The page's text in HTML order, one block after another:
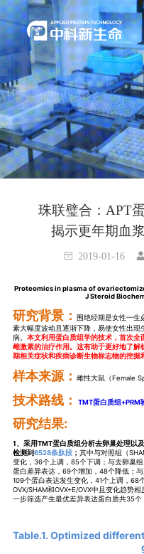
珠联璧合：APT
揭示更年期血
2019-01-16
Proteomics in plasma of
J Steroid
研究背景：
围绝经期是女性一生
素大幅度波动且逐渐下降，易使女性出
病。 本文利用蛋白质组学的技术，首次全
雌激素的治疗作用。这有助于更好地了
期相关症状和疾病诊断生物标志物的挖掘
样本来源： 雌性大鼠（Female
技术路线： TMT蛋白质组+PRM
研究结果:
1、采用TMT蛋白质组分析去卵巢处理以
检测到6528条肽段； 其中与对照组（
变化，36个上调，85个下调；与去卵巢组
蛋白差异表达，69个增加，48个降低；
109个蛋白表达发生变化，41个上调，68
OVX/SHAM和OVX+E/OVX中且变化趋势
一步筛选产生最优差异表达蛋白质共35个
Table.1. Optimized